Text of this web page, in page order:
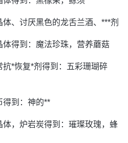
、讨厌黑色的龙舌兰酒、***剂
得到：魔法珍珠，营养蘑菇
*恢复*剂得到：五彩珊瑚碎
得到：神的**
，炉岩炭得到：璀璨玫瑰，蜂